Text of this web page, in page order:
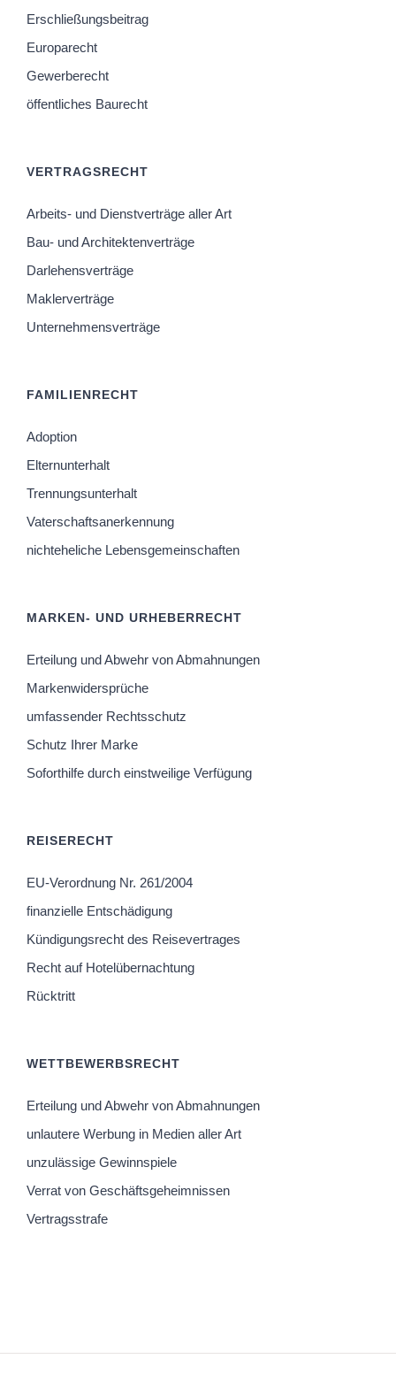
Erschließungsbeitrag
Europarecht
Gewerberecht
öffentliches Baurecht
VERTRAGSRECHT
Arbeits- und Dienstverträge aller Art
Bau- und Architektenverträge
Darlehensverträge
Maklerverträge
Unternehmensverträge
FAMILIENRECHT
Adoption
Elternunterhalt
Trennungsunterhalt
Vaterschaftsanerkennung
nichteheliche Lebensgemeinschaften
MARKEN- UND URHEBERRECHT
Erteilung und Abwehr von Abmahnungen
Markenwidersprüche
umfassender Rechtsschutz
Schutz Ihrer Marke
Soforthilfe durch einstweilige Verfügung
REISERECHT
EU-Verordnung Nr. 261/2004
finanzielle Entschädigung
Kündigungsrecht des Reisevertrages
Recht auf Hotelübernachtung
Rücktritt
WETTBEWERBSRECHT
Erteilung und Abwehr von Abmahnungen
unlautere Werbung in Medien aller Art
unzulässige Gewinnspiele
Verrat von Geschäftsgeheimnissen
Vertragsstrafe